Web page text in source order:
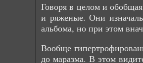
Говоря в целом и
и ряженые. Они
альбома, но при этом
Вообще
до маразма. В этом